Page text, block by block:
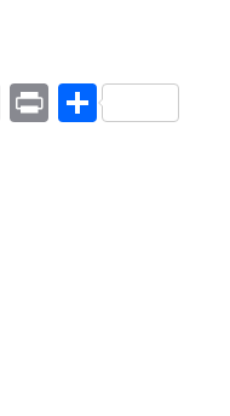
Copy
PrintShare